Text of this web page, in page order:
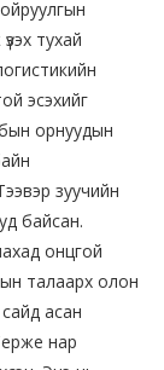
тухай
эсэхийг
орнуудын
зуучийн
байсан.
онцгой
талаарх олон
асан
нар